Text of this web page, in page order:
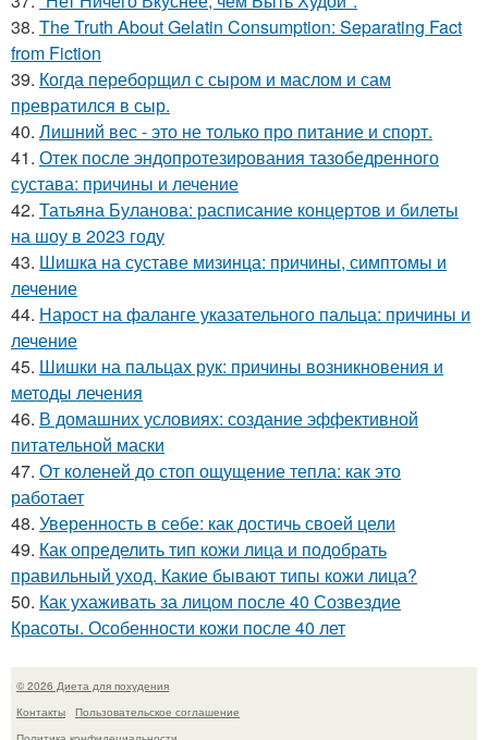
38. The Truth About Gelatin Consumption: Separating Fact
from Fiction
39. Когда переборщил с сыром и маслом и сам
превратился в сыр.
40. Лишний вес - это не только про питание и спорт.
41. Отек после эндопротезирования тазобедренного
сустава: причины и лечение
42. Татьяна Буланова: расписание концертов и билеты
на шоу в 2023 году
43. Шишка на суставе мизинца: причины, симптомы и
лечение
44. Нарост на фаланге указательного пальца: причины и
лечение
45. Шишки на пальцах рук: причины возникновения и
методы лечения
46. В домашних условиях: создание эффективной
питательной маски
47. От коленей до стоп ощущение тепла: как это
работает
48. Уверенность в себе: как достичь своей цели
49. Как определить тип кожи лица и подобрать
правильный уход. Какие бывают типы кожи лица?
50. Как ухаживать за лицом после 40 Созвездие
Красоты. Особенности кожи после 40 лет
© 2026 Диета для похудения
Контакты
Пользовательское соглашение